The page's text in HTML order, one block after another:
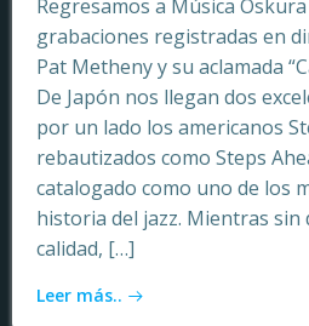
Regresamos a Música
grabaciones registradas en
Pat Metheny y su aclamada
De Japón nos llegan dos
por un lado los americanos
rebautizados como Steps
catalogado como uno de los
historia del jazz. Mientras sin
calidad, […]
Leer más..